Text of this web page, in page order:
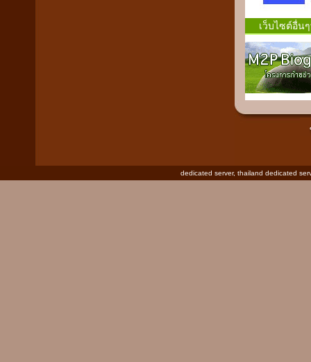
เว็บไซต์อื่น
dedicated server,thailand dedicated